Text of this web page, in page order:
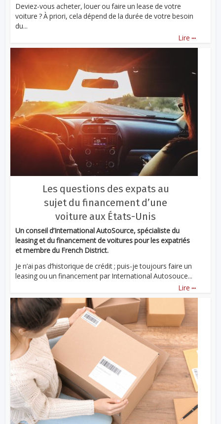
Deviez-vous acheter, louer ou faire un lease de votre
voiture ? À priori, cela dépend de la durée de votre besoin
du...
Lire ...
Les questions des expats au
sujet du financement d’une
voiture aux États-Unis
Un conseil d’International AutoSource, spécialiste du
leasing et du financement de voitures pour les expatriés
et membre du French District.
Je n’ai pas d’historique de crédit ; puis-je toujours faire un
leasing ou un financement par International Autosouce...
Lire ...